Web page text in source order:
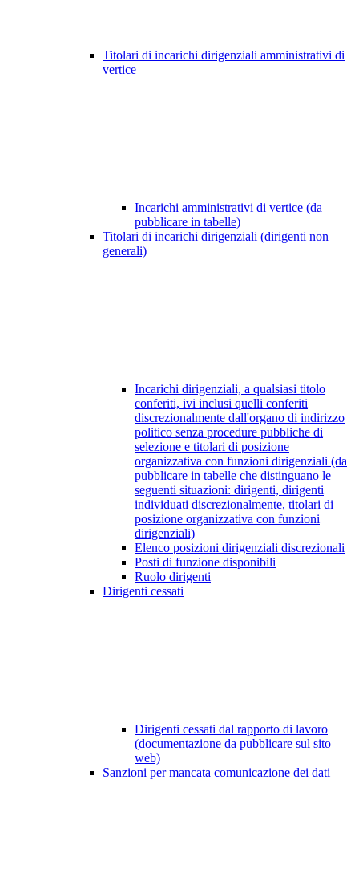
Titolari di incarichi dirigenziali amministrativi di
vertice
Incarichi amministrativi di vertice (da
pubblicare in tabelle)
Titolari di incarichi dirigenziali (dirigenti non
generali)
Incarichi dirigenziali, a qualsiasi titolo
conferiti, ivi inclusi quelli conferiti
discrezionalmente dall'organo di indirizzo
politico senza procedure pubbliche di
selezione e titolari di posizione
organizzativa con funzioni dirigenziali (da
pubblicare in tabelle che distinguano le
seguenti situazioni: dirigenti, dirigenti
individuati discrezionalmente, titolari di
posizione organizzativa con funzioni
dirigenziali)
Elenco posizioni dirigenziali discrezionali
Posti di funzione disponibili
Ruolo dirigenti
Dirigenti cessati
Dirigenti cessati dal rapporto di lavoro
(documentazione da pubblicare sul sito
web)
Sanzioni per mancata comunicazione dei dati